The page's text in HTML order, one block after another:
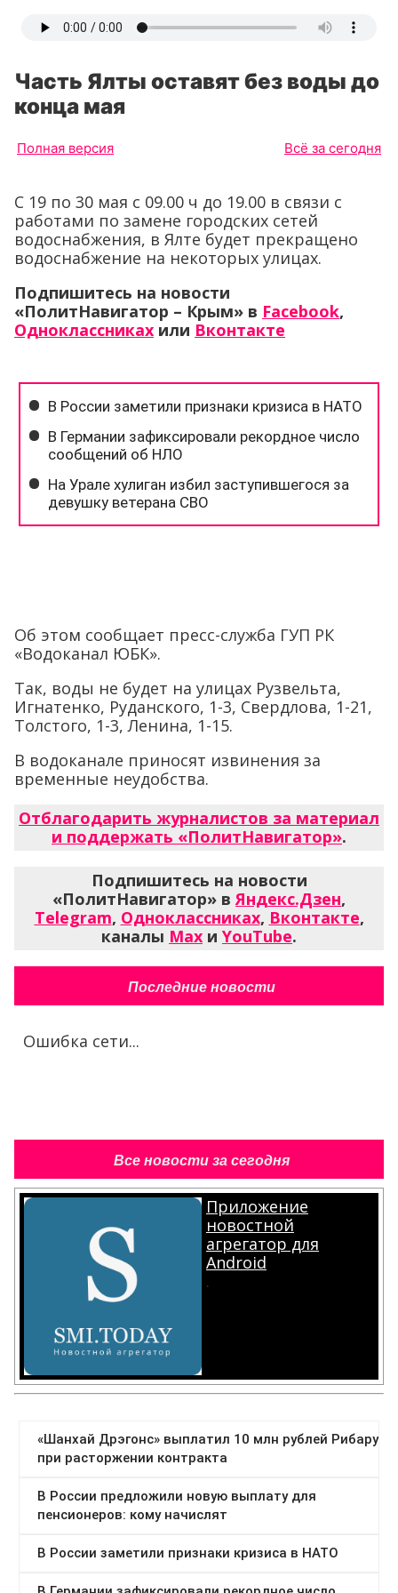
Часть Ялты оставят без воды до
конца мая
Полная версия Всё за сегодня
С 19 по 30 мая с 09.00 ч до 19.00 в связи с
работами по замене городских сетей
водоснабжения, в Ялте будет прекращено
водоснабжение на некоторых улицах.
Подпишитесь на новости
«ПолитНавигатор – Крым» в Facebook,
Одноклассниках или Вконтакте
Об этом сообщает пресс-служба ГУП РК
«Водоканал ЮБК».
Так, воды не будет на улицах Рузвельта,
Игнатенко, Руданского, 1-3, Свердлова, 1-21,
Толстого, 1-3, Ленина, 1-15.
В водоканале приносят извинения за
временные неудобства.
Отблагодарить журналистов за материал
и поддержать «ПолитНавигатор».
Подпишитесь на новости
«ПолитНавигатор» вЯндекс.Дзен,
Telegram, Одноклассниках, Вконтакте,
каналы Max и YouTube.
Последние новости
Ошибка сети...
Все новости за сегодня
Приложение
новостной
агрегатор для
Android
.